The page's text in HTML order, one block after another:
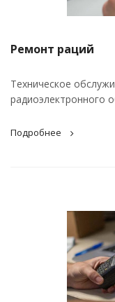
Ремонт раций
Техническое
радиоэлектронного
Подробнее